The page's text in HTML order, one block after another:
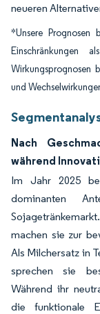
neueren
*Unsere Prognosen
Einschränkungen
Wirkungsprognosen
und
Nach
während
Im Jahr 2025
dominanten
machen sie zur
Als Milchersatz in
sprechen sie
Während ihr
die funktionale